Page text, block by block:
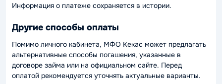
Информация о платеже сохраняется в истории.
Другие способы оплаты
Помимо личного кабинета, МФО Кекас может предлагать
альтернативные способы погашения, указанные в
договоре займа или на официальном сайте. Перед
оплатой рекомендуется уточнять актуальные варианты.